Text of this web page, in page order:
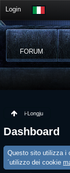
Login
FORUM
i-Longju
Dashboard
Questo sito utilizza i
´utilizzo dei cookie